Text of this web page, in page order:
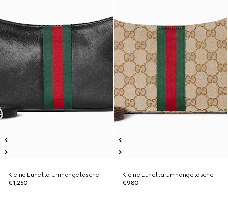
Kleine Lunetta Umhängetasche
€1,250
Kleine Lunetta Umhängetasche
€980